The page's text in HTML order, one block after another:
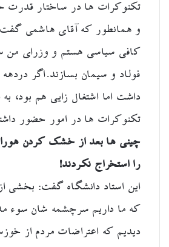
تکنوکرات ها در ساختار قدرت
و همانطور که آقای هاشمی
کافی سیاسی هستم و وزرای من
داشت اما اشتغال زایی هم بود،
تکنوکرات ها در امور حضور
چینی ها بعد از خشک کردن
را استخراج نکردند!
این استاد دانشگاه گفت: بخشی
که ما داریم سرچشمه شان سوء
دیدیم که اعتراضات مردم از